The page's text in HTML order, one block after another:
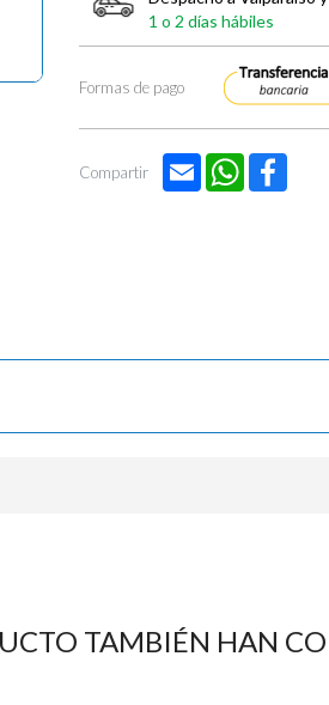
1 o 2 días hábiles
Formas de pago
Compartir Email WhatsApp
TAMBIÉN HAN